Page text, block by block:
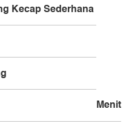
Kecap Sederhana
Menit